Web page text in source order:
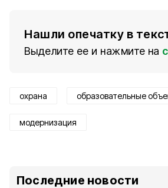
Нашли опечатку в
Выделите ее и нажмите на
охрана образовательные
модернизация
Последние новости